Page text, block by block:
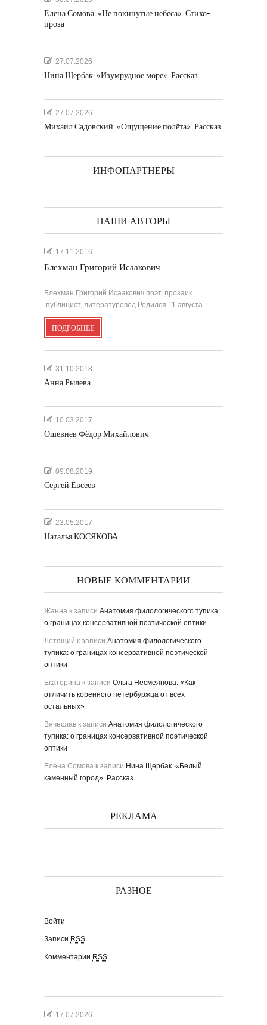
Елена Сомова. «Не покинутые небеса». Стихо-
проза
27.07.2026
Нина Щербак. «Изумрудное море». Рассказ
27.07.2026
Михаил Садовский. «Ощущение полёта». Рассказ
ИНФОПАРТНЁРЫ
НАШИ АВТОРЫ
17.11.2016
Блехман Григорий Исаакович
Блехман Григорий Исаакович поэт, прозаик,
публицист, литературовед Родился 11 августа…
ПОДРОБНЕЕ
31.10.2018
Анна Рылева
10.03.2017
Ошевнев Фёдор Михайлович
09.08.2019
Сергей Евсеев
23.05.2017
Наталья КОСЯКОВА
НОВЫЕ КОММЕНТАРИИ
Жанна к записи Анатомия филологического тупика:
о границах консервативной поэтической оптики
Летящий к записи Анатомия филологического
тупика: о границах консервативной поэтической
оптики
Екатерина к записи Ольга Несмеянова. «Как
отличить коренного петербуржца от всех
остальных»
Вячеслав к записи Анатомия филологического
тупика: о границах консервативной поэтической
оптики
Елена Сомова к записи Нина Щербак. «Белый
каменный город». Рассказ
РЕКЛАМА
РАЗНОЕ
Войти
Записи RSS
Комментарии RSS
17.07.2026